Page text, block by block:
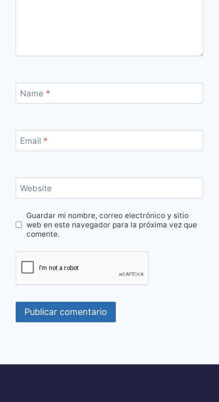
Name *
Email *
Website
Guardar mi nombre, correo electrónico y sitio
web en este navegador para la próxima vez que
comente.